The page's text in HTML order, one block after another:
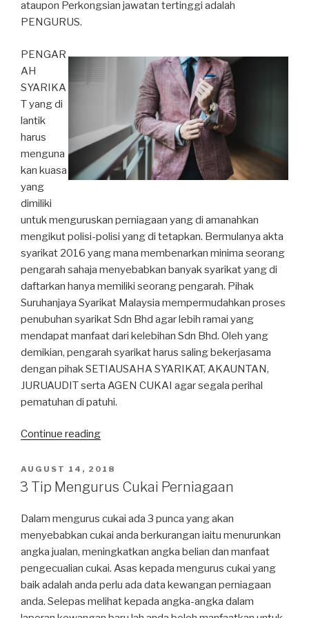
ataupon Perkongsian jawatan tertinggi adalah
PENGURUS.
PENGAR
AH
SYARIKA
T yang di
lantik
harus
menguna
kan kuasa
yang
dimiliki
untuk menguruskan perniagaan yang di amanahkan
mengikut polisi-polisi yang di tetapkan. Bermulanya akta
syarikat 2016 yang mana membenarkan minima seorang
pengarah sahaja menyebabkan banyak syarikat yang di
daftarkan hanya memiliki seorang pengarah. Pihak
Suruhanjaya Syarikat Malaysia mempermudahkan proses
penubuhan syarikat Sdn Bhd agar lebih ramai yang
mendapat manfaat dari kelebihan Sdn Bhd. Oleh yang
demikian, pengarah syarikat harus saling bekerjasama
dengan pihak SETIAUSAHA SYARIKAT, AKAUNTAN,
JURUAUDIT serta AGEN CUKAI agar segala perihal
pematuhan di patuhi.
Continue reading
–
Kenali
dan
Peranannya”
POSTED
ON
AUGUST 14, 2018
3 Tip Mengurus Cukai Perniagaan
Dalam mengurus cukai ada 3 punca yang akan
menyebabkan cukai anda berkurangan iaitu menurunkan
angka jualan, meningkatkan angka belian dan manfaat
pengecualian cukai. Asas kepada mengurus cukai yang
baik adalah anda perlu ada data kewangan perniagaan
anda. Selepas melihat kepada angka-angka dalam